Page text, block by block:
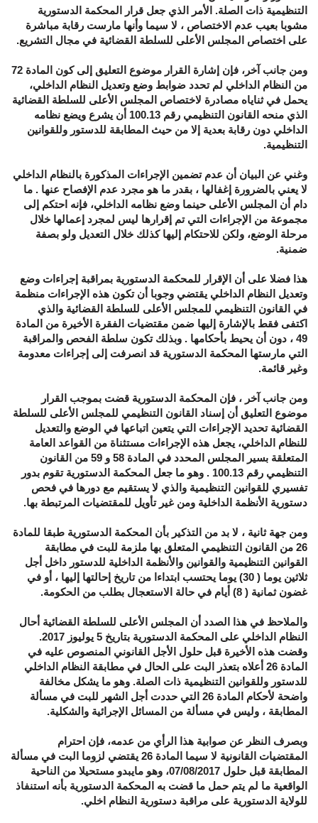
التنظيمية ذات الصلة. الأمر الذي جعل قرار المحكمة الدستورية
مشوبا بعيب عدم الاختصاص ، لا سيما وأنها مارست رقابة مباشرة
على اختصاص المجلس الأعلى للسلطة القضائية في مجال التشريع.
ومن جانب آخر، فإن إشارة القرار موضوع التعليق إلى كون المادة 72
من النظام الداخلي لم تحدد ضوابط وضع وتعديل النظام الداخلي،
يحمل في ثناياه مصادرة لاختصاص المجلس الأعلى للسلطة القضائية
الذي منحه القانون التنظيمي رقم 100.13 أن يشرع ويضع نظامه
الداخلي دون رقابة بعدية إلا من حيث المطابقة للدستور وللقوانين
التنظيمية.
وغني عن البيان أن عدم تضمين الإجراءات المذكورة بالنظام الداخلي
لا يعني بالضرورة إغفالها ، بقدر ما هو مجرد عدم الإفصاح عنها . ما
دام أن المجلس الأعلى حينما وضع نظامه الداخلي، فإنه احتكم إلى
مجموعة من الإجراءات التي تم إقرارها ليس لمجرد إعمالها خلال
مرحلة الوضع، ولكن للاحتكام إليها كذلك خلال التعديل ولو بصفة
ضمنية.
هذا فضلا على أن الإقرار للمحكمة الدستورية بمراقبة إجراءات وضع
وتعديل النظام الداخلي يقتضي وجوبا أن تكون هذه الإجراءات منظمة
في القانون التنظيمي للمجلس الأعلى للسلطة القضائية والذي
اكتفى فقط بالإشارة إليها ضمن مقتضيات الفقرة الأخيرة من المادة
49 ، دون أن يحيط بأحكامها . وبذلك تكون سلطة الفحص والمراقبة
التي مارستها المحكمة الدستورية قد انصرفت إلى إجراءات معدومة
وغير قائمة.
ومن جانب آخر ، فإن المحكمة الدستورية قضت بموجب القرار
موضوع التعليق أن إسناد القانون التنظيمي للمجلس الأعلى للسلطة
القضائية تحديد الإجراءات التي يتعين اتباعها في الوضع والتعديل
للنظام الداخلي، يجعل هذه الإجراءات مستثناة من القواعد العامة
المتعلقة بسير المجلس المحدد في المادة 58 و 59 من القانون
التنظيمي رقم 100.13 .
وهو ما جعل المحكمة الدستورية تقوم بدور
تفسيري للقوانين التنظيمية والذي لا يستقيم مع دورها في فحص
دستورية الأنظمة الداخلية ومن غير تأويل للمقتضيات المرتبطة بها.
ومن جهة ثانية ، لا بد من التذكير بأن المحكمة الدستورية طبقا للمادة
26 من القانون التنظيمي المتعلق بها ملزمة للبت في مطابقة
القوانين التنظيمية والقوانين والأنظمة الداخلية للدستور داخل أجل
ثلاثين يوما ( 30)
يوما يحتسب ابتداءا من تاريخ إحالتها إليها ، أو في
غضون ثمانية ( 8) أيام في حالة الاستعجال بطلب من الحكومة.
والملاحظ في هذا الصدد أن المجلس الأعلى للسلطة القضائية أحال
النظام الداخلي على المحكمة الدستورية بتاريخ 5 يوليوز 2017.
وقضت هذه الأخيرة قبل حلول الأجل القانوني المنصوص عليه في
المادة 26 أعلاه بتعذر البت على الحال في مطابقة النظام الداخلي
للدستور وللقوانين التنظيمية ذات الصلة. وهو ما يشكل مخالفة
واضحة لأحكام المادة 26 التي حددت أجل الشهر للبت في مسألة
المطابقة ، وليس في مسألة من المسائل الإجرائية والشكلية.
وبصرف النظر عن صوابية هذا الرأي من عدمه، فإن احترام
المقتضيات القانونية لا سيما المادة 26 يقتضي لزوما البت في مسألة
المطابقة قبل حلول 07/08/2017، وهو مايبدو مستحيلا من الناحية
الواقعية ما لم يتم حمل ما قضت به المحكمة الدستورية بأنه استنفاذ
للولاية الدستورية على مراقبة دستورية النظام اخلي.